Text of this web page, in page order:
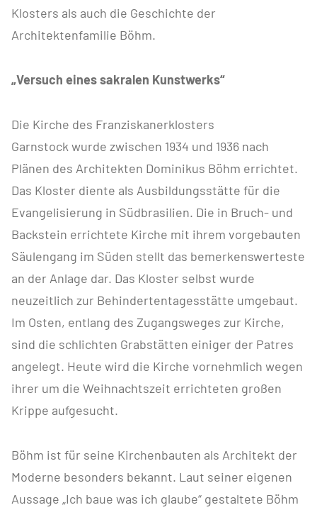
Klosters als auch die Geschichte der
Architektenfamilie Böhm.
„Versuch eines sakralen Kunstwerks“
Die Kirche des Franziskanerklosters
Garnstock wurde zwischen 1934 und 1936 nach
Plänen des Architekten Dominikus Böhm errichtet.
Das Kloster diente als Ausbildungsstätte für die
Evangelisierung in Südbrasilien. Die in Bruch- und
Backstein errichtete Kirche mit ihrem vorgebauten
Säulengang im Süden stellt das bemerkenswerteste
an der Anlage dar. Das Kloster selbst wurde
neuzeitlich zur Behindertentagesstätte umgebaut.
Im Osten, entlang des Zugangsweges zur Kirche,
sind die schlichten Grabstätten einiger der Patres
angelegt. Heute wird die Kirche vornehmlich wegen
ihrer um die Weihnachtszeit errichteten großen
Krippe aufgesucht.
Böhm ist für seine Kirchenbauten als Architekt der
Moderne besonders bekannt. Laut seiner eigenen
Aussage „Ich baue was ich glaube“ gestaltete Böhm